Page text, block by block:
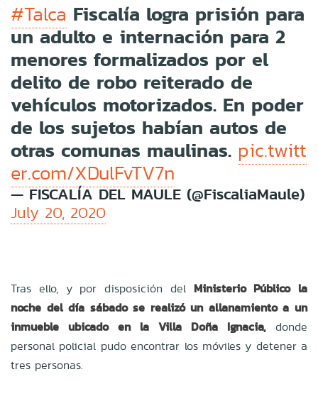
#Talca Fiscalía logra prisión para
un adulto e internación para 2
menores formalizados por el
delito de robo reiterado de
vehículos motorizados. En poder
de los sujetos habían autos de
otras comunas maulinas. pic.twitt
er.com/XDulFvTV7n
— FISCALÍA DEL MAULE (@FiscaliaMaule)
July 20, 2020
Tras ello, y por disposición del Ministerio Público la
noche del día sábado se realizó un allanamiento a un
inmueble ubicado en la Villa Doña Ignacia, donde
personal policial pudo encontrar los móviles y detener a
tres personas.